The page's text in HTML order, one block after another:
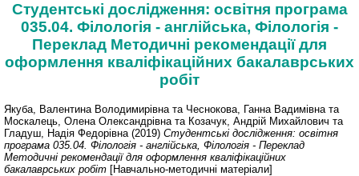
Студентські дослідження: освітня програма
035.04. Філологія - англійська, Філологія -
Переклад Методичні рекомендації для
оформлення кваліфікаційних бакалаврських
робіт
Якуба, Валентина Володимирівна та Чеснокова, Ганна Вадимівна та
Москалець, Олена Олександрівна та Козачук, Андрій Михайлович та
Гладуш, Надія Федорівна (2019) Студентські дослідження: освітня
програма 035.04. Філологія - англійська, Філологія - Переклад
Методичні рекомендації для оформлення кваліфікаційних
бакалаврських робіт [Навчально-методичні матеріали]